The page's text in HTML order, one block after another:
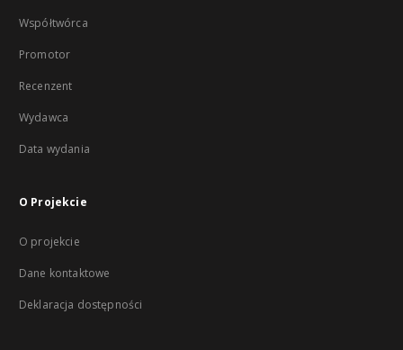
Współtwórca
Promotor
Recenzent
Wydawca
Data wydania
O Projekcie
O projekcie
Dane kontaktowe
Deklaracja dostępności